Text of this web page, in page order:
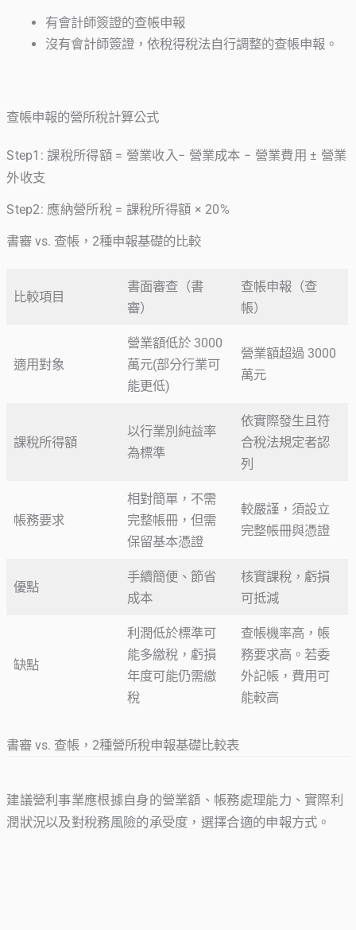
有會計師簽證的查帳申報
沒有會計師簽證，依稅得稅法自行調整的查帳申報。
查帳申報的營所稅計算公式
Step1: 課稅所得額 = 營業收入− 營業成本 − 營業費用 ± 營業
外收支
Step2: 應納營所稅 = 課稅所得額 × 20%
書審 vs. 查帳，2種申報基礎的比較
比較項目
書面審查（書
審）
查帳申報（查
帳）
適用對象
營業額低於 3000
萬元(部分行業可
能更低)
營業額超過 3000
萬元
課稅所得額
以行業別純益率
為標準
依實際發生且符
合稅法規定者認
列
帳務要求
相對簡單，不需
完整帳冊，但需
保留基本憑證
較嚴謹，須設立
完整帳冊與憑證
優點
手續簡便、節省
成本
核實課稅，虧損
可抵減
缺點
利潤低於標準可
能多繳稅，虧損
年度可能仍需繳
稅
查帳機率高，帳
務要求高。若委
外記帳，費用可
能較高
書審 vs. 查帳，2種營所稅申報基礎比較表
建議營利事業應根據自身的營業額、帳務處理能力、實際利
潤狀況以及對稅務風險的承受度，選擇合適的申報方式。